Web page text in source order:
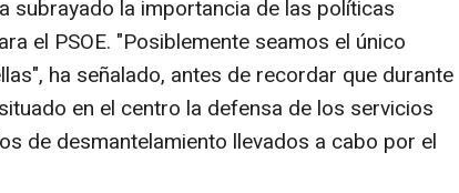
subrayado la importancia de las políticas
el PSOE. "Posiblemente seamos el único
ha señalado, antes de recordar que durante
en el centro la defensa de los servicios
de desmantelamiento llevados a cabo por el